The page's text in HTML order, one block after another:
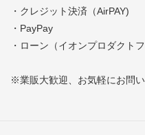
・クレジット決済（AirPAY)
・PayPay
・ローン（イオンプロダクト
※業販大歓迎、お気軽にお問い